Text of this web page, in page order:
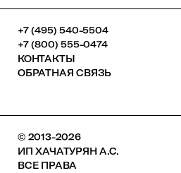
+7 (495) 540-5504
+7 (800) 555-0474
КОНТАКТЫ
ОБРАТНАЯ СВЯЗЬ
© 2013-2026
ИП ХАЧАТУРЯН А.С.
ВСЕ ПРАВА